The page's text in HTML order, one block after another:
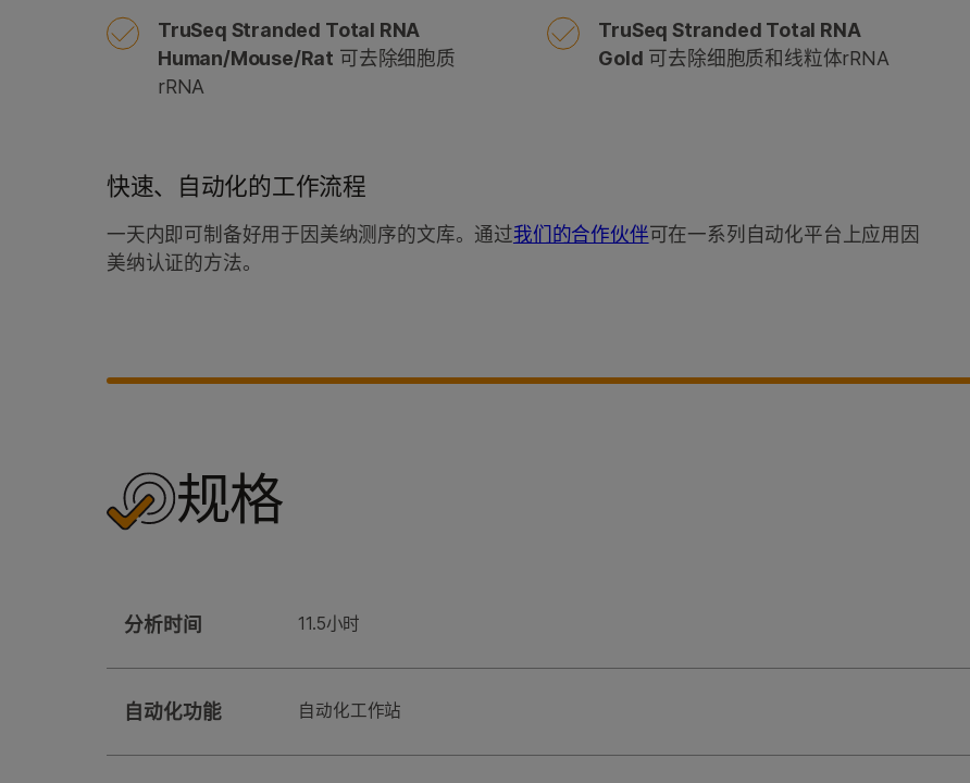
TruSeq Stranded Total RNA
Human/Mouse/Rat 可去除细胞质
rRNA
TruSeq Stranded Total RNA
Gold 可去除细胞质和线粒体rRNA
快速、自动化的工作流程
一天内即可制备好用于因美纳测序的文库。通过我们的合作伙伴可在一系列自动化平台上应用因
美纳认证的方法。
规格
分析时间 11.5小时
自动化功能 ⾃动化⼯作站